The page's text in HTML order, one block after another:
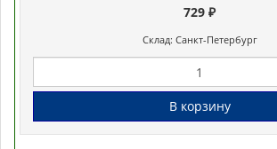
729 ₽
Склад: Санкт-Петербург
В корзину